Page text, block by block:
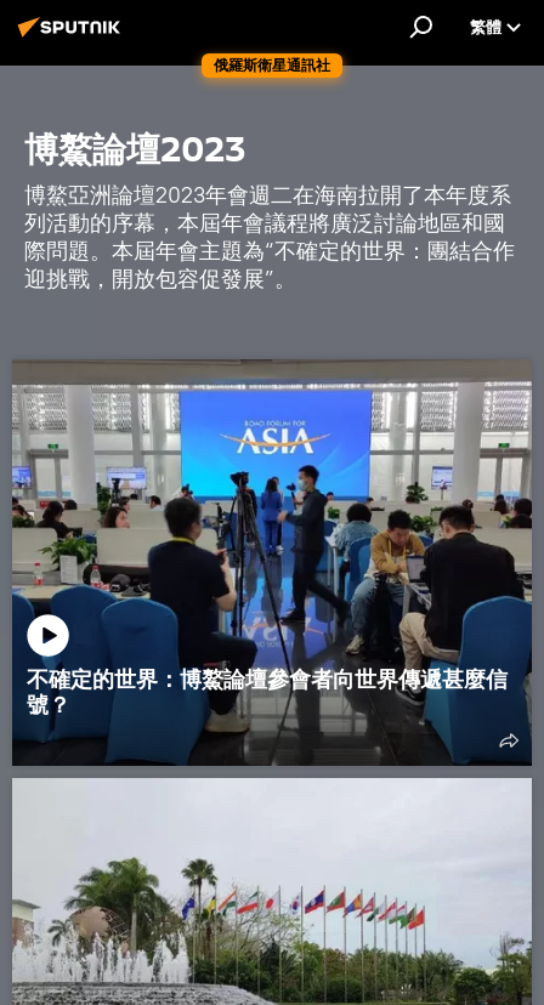
俄羅斯衛星通訊社
繁體
博鰲論壇2023
博鰲亞洲論壇2023年會週二在海南拉開了本年度系
列活動的序幕，本屆年會議程將廣泛討論地區和國
際問題。本屆年會主題為“不確定的世界：團結合作
迎挑戰，開放包容促發展”。
不確定的世界：博鰲論壇參會者向世界傳遞甚麼信
號？